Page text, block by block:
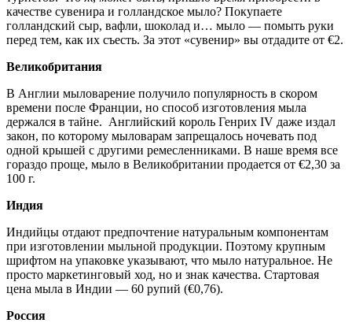
качестве сувенира и голландское мыло? Покупаете
голландский сыр, вафли, шоколад и… мыло — помыть руки
перед тем, как их съесть. За этот «сувенир» вы отдадите от €2.
Великобритания
В Англии мыловарение получило популярность в скором
времени после Франции, но способ изготовления мыла
держался в тайне. Английский король Генрих IV даже издал
закон, по которому мыловарам запрещалось ночевать под
одной крышей с другими ремесленниками. В наше время все
гораздо проще, мыло в Великобритании продается от €2,30 за
100 г.
Индия
Индийцы отдают предпочтение натуральным компонентам
при изготовлении мыльной продукции. Поэтому крупным
шрифтом на упаковке указывают, что мыло натуральное. Не
просто маркетинговый ход, но и знак качества. Стартовая
цена мыла в Индии — 60 рупий (€0,76).
Россия